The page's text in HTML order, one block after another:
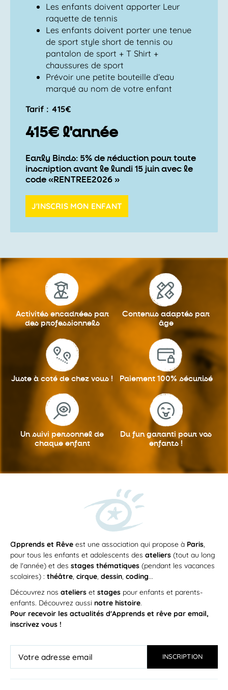
Les enfants doivent apporter Leur
raquette de tennis
Les enfants doivent porter une tenue
de sport style short de tennis ou
pantalon de sport + T Shirt +
chaussures de sport
Prévoir une petite bouteille d’eau
marqué au nom de votre enfant
Tarif : 415€
415€ l'année
Early Birds: 5% de réduction pour toute
inscription avant le lundi 15 juin avec le
code «RENTREE2026 »
J'INSCRIS MON ENFANT
Activités encadrées par
des professionnels
Contenus adaptés par
âge
Juste à coté de chez vous ! Paiement 100% sécurisé
Un suivi personnel de
chaque enfant
Du fun garanti pour vos
enfants !
apprends et Rêve est une association qui propose à Paris,
pour tous les enfants et adolescents des ateliers (tout au long
de l'année) et des stages thématiques (pendant les vacances
scolaires) : théâtre, cirque, dessin, coding...
Découvrez nos ateliers et stages pour enfants et parents-
enfants. Découvrez aussi notre histoire.
Pour recevoir les actualités d'Apprends et rêve par email,
inscrivez vous !